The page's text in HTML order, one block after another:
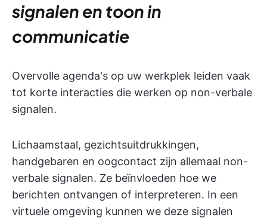
signalen en toon in
communicatie
Overvolle agenda's op uw werkplek leiden vaak
tot korte interacties die werken op non-verbale
signalen.
Lichaamstaal, gezichtsuitdrukkingen,
handgebaren en oogcontact zijn allemaal non-
verbale signalen. Ze beïnvloeden hoe we
berichten ontvangen of interpreteren. In een
virtuele omgeving kunnen we deze signalen